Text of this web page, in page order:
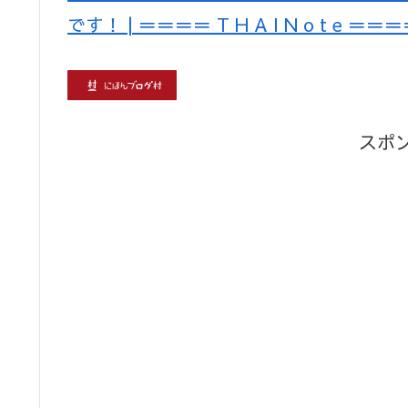
です！ | ＝＝＝＝ T H A I N o t e ＝＝＝
スポ